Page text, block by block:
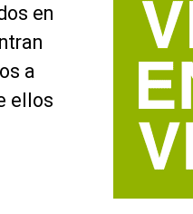
en
a
ellos